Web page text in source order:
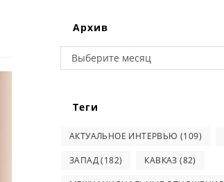
Архив
Архив
Выберите месяц
Теги
АКТУАЛЬНОЕ ИНТЕРВЬЮ (109)
ЗАПАД(182) КАВКАЗ (82)